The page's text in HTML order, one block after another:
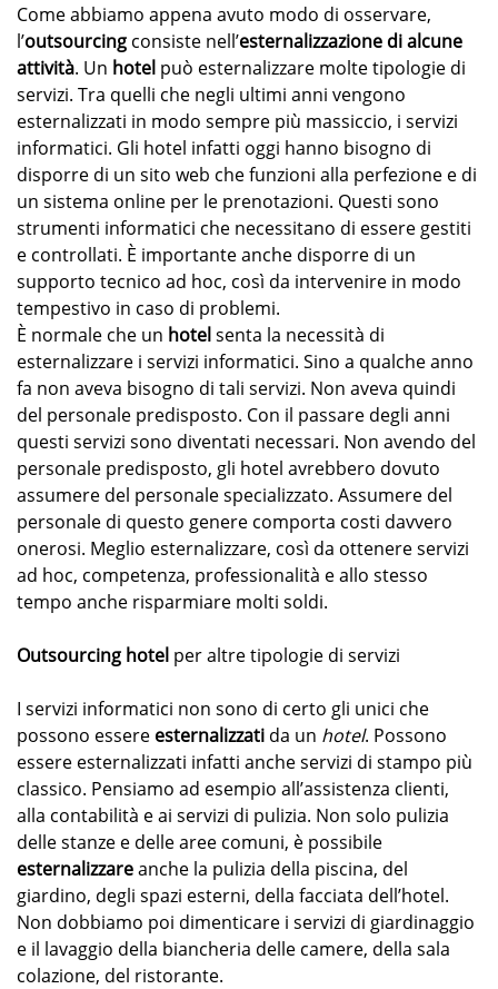
Come abbiamo appena avuto modo di osservare,
l’outsourcing consiste nell’esternalizzazione di alcune
attività. Un hotel può esternalizzare molte tipologie di
servizi. Tra quelli che negli ultimi anni vengono
esternalizzati in modo sempre più massiccio, i servizi
informatici. Gli hotel infatti oggi hanno bisogno di
disporre di un sito web che funzioni alla perfezione e di
un sistema online per le prenotazioni. Questi sono
strumenti informatici che necessitano di essere gestiti
e controllati. È importante anche disporre di un
supporto tecnico ad hoc, così da intervenire in modo
tempestivo in caso di problemi.
È normale che un hotelsenta la necessità di
esternalizzare i servizi informatici. Sino a qualche anno
fa non aveva bisogno di tali servizi. Non aveva quindi
del personale predisposto. Con il passare degli anni
questi servizi sono diventati necessari. Non avendo del
personale predisposto, gli hotel avrebbero dovuto
assumere del personale specializzato. Assumere del
personale di questo genere comporta costi davvero
onerosi. Meglio esternalizzare, così da ottenere servizi
ad hoc, competenza, professionalità e allo stesso
tempo anche risparmiare molti soldi.
Outsourcing hotel per altre tipologie di servizi
I servizi informatici non sono di certo gli unici che
possono essere esternalizzati da un hotel. Possono
essere esternalizzati infatti anche servizi di stampo più
classico. Pensiamo ad esempio all’assistenza clienti,
alla contabilità e ai servizi di pulizia. Non solo pulizia
delle stanze e delle aree comuni, è possibile
esternalizzareanche la pulizia della piscina, del
giardino, degli spazi esterni, della facciata dell’hotel.
Non dobbiamo poi dimenticare i servizi di giardinaggio
e il lavaggio della biancheria delle camere, della sala
colazione, del ristorante.